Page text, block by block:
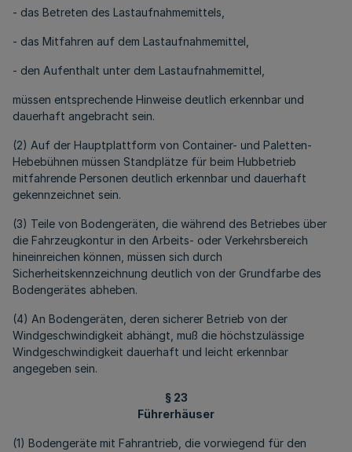
- das Betreten des Lastaufnahmemittels,
- das Mitfahren auf dem Lastaufnahmemittel,
- den Aufenthalt unter dem Lastaufnahmemittel,
müssen entsprechende Hinweise deutlich erkennbar und
dauerhaft angebracht sein.
(2) Auf der Hauptplattform von Container- und Paletten-
Hebebühnen müssen Standplätze für beim Hubbetrieb
mitfahrende Personen deutlich erkennbar und dauerhaft
gekennzeichnet sein.
(3) Teile von Bodengeräten, die während des Betriebes über
die Fahrzeugkontur in den Arbeits- oder Verkehrsbereich
hineinreichen können, müssen sich durch
Sicherheitskennzeichnung deutlich von der Grundfarbe des
Bodengerätes abheben.
(4) An Bodengeräten, deren sicherer Betrieb von der
Windgeschwindigkeit abhängt, muß die höchstzulässige
Windgeschwindigkeit dauerhaft und leicht erkennbar
angegeben sein.
§ 23
Führerhäuser
(1) Bodengeräte mit Fahrantrieb, die vorwiegend für den